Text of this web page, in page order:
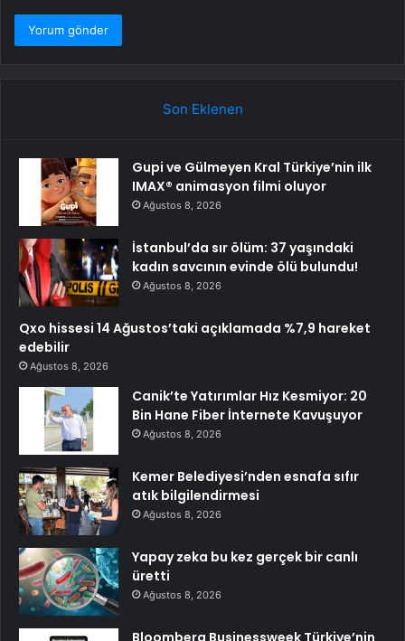
Son Eklenen
Gupi ve Gülmeyen Kral Türkiye’nin ilk
IMAX® animasyon filmi oluyor
Ağustos 8, 2026
İstanbul’da sır ölüm: 37 yaşındaki
kadın savcının evinde ölü bulundu!
Ağustos 8, 2026
Qxo hissesi 14 Ağustos’taki açıklamada %7,9 hareket
edebilir
Ağustos 8, 2026
Canik’te Yatırımlar Hız Kesmiyor: 20
Bin Hane Fiber İnternete Kavuşuyor
Ağustos 8, 2026
Kemer Belediyesi’nden esnafa sıfır
atık bilgilendirmesi
Ağustos 8, 2026
Yapay zeka bu kez gerçek bir canlı
üretti
Ağustos 8, 2026
Bloomberg Businessweek Türkiye’nin